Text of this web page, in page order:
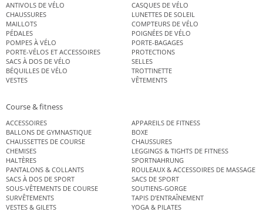
ANTIVOLS DE VÉLO
CASQUES DE VÉLO
CHAUSSURES
LUNETTES DE SOLEIL
MAILLOTS
COMPTEURS DE VÉLO
PÉDALES
POIGNÉES DE VÉLO
POMPES À VÉLO
PORTE-BAGAGES
PORTE-VÉLOS ET ACCESSOIRES
PROTECTIONS
SACS À DOS DE VÉLO
SELLES
BÉQUILLES DE VÉLO
TROTTINETTE
VESTES
VÊTEMENTS
Course & fitness
ACCESSOIRES
APPAREILS DE FITNESS
BALLONS DE GYMNASTIQUE
BOXE
CHAUSSETTES DE COURSE
CHAUSSURES
CHEMISES
LEGGINGS & TIGHTS DE FITNESS
HALTÈRES
SPORTNAHRUNG
PANTALONS & COLLANTS
ROULEAUX & ACCESSOIRES DE MASSAGE
SACS À DOS DE SPORT
SACS DE SPORT
SOUS-VÊTEMENTS DE COURSE
SOUTIENS-GORGE
SURVÊTEMENTS
TAPIS D’ENTRAÎNEMENT
VESTES & GILETS
YOGA & PILATES